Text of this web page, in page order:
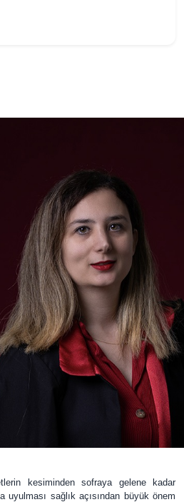
kesiminden sofraya gelene kadar
uyulması sağlık açısından büyük önem